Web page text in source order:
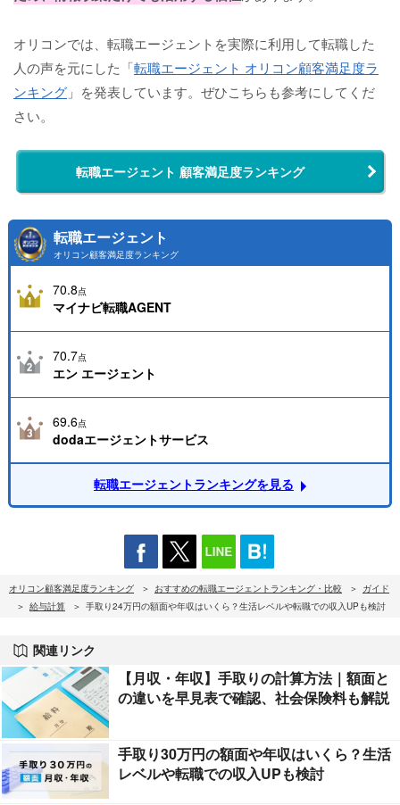
オリコンでは、転職エージェントを実際に利用して転職した
人の声を元にした「転職エージェント オリコン顧客満足度ラ
ンキング 」を発表しています。ぜひこちらも参考にしてくだ
さい。
転職エージェント 顧客満足度ランキング
転職エージェント
オリコン顧客満足度ランキング
70.8点
マイナビ転職AGENT
70.7点
エン エージェント
69.6点
dodaエージェントサービス
転職エージェントランキングを見る
オリコン顧客満足度ランキング おすすめの転職エージェントランキング・比較
ガイド
給与計算
手取り24万円の額面や年収はいくら？生活レベルや転職での収入UPも検討
関連リンク
【月収・年収】手取りの計算方法｜額面と
の違いを早見表で確認、社会保険料も解説
手取り30万円の額面や年収はいくら？生活
レベルや転職での収入UPも検討